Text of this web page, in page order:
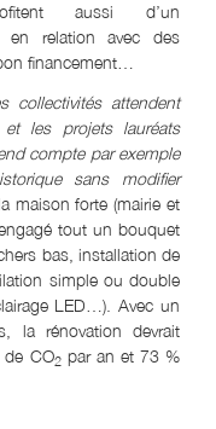
aussi d’un
en relation avec des
financement…
collectivités attendent
les projets lauréats
compte par exemple
sans modifier
maison forte (mairie et
tout un bouquet
bas, installation de
simple ou double
LED…). Avec un
la rénovation devrait
de CO2par an et 73 %